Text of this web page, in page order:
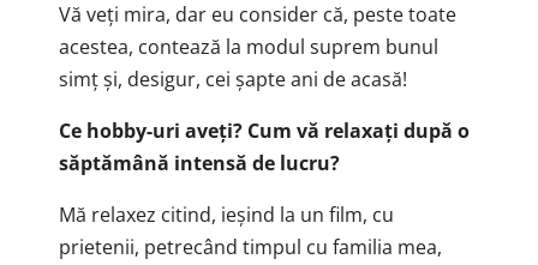
Vă veți mira, dar eu consider că, peste toate
acestea, contează la modul suprem bunul
simț și, desigur, cei șapte ani de acasă!
Ce hobby-uri aveți? Cum vă relaxați după o
săptămână intensă de lucru?
Mă relaxez citind, ieșind la un film, cu
prietenii, petrecând timpul cu familia mea,